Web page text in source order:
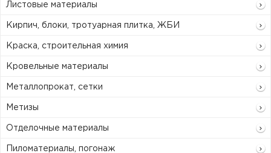
Листовые материалы
Кирпич, блоки, тротуарная плитка, ЖБИ
Краска, строительная химия
Кровельные материалы
Металлопрокат, сетки
Метизы
Отделочные материалы
Пиломатериалы, погонаж